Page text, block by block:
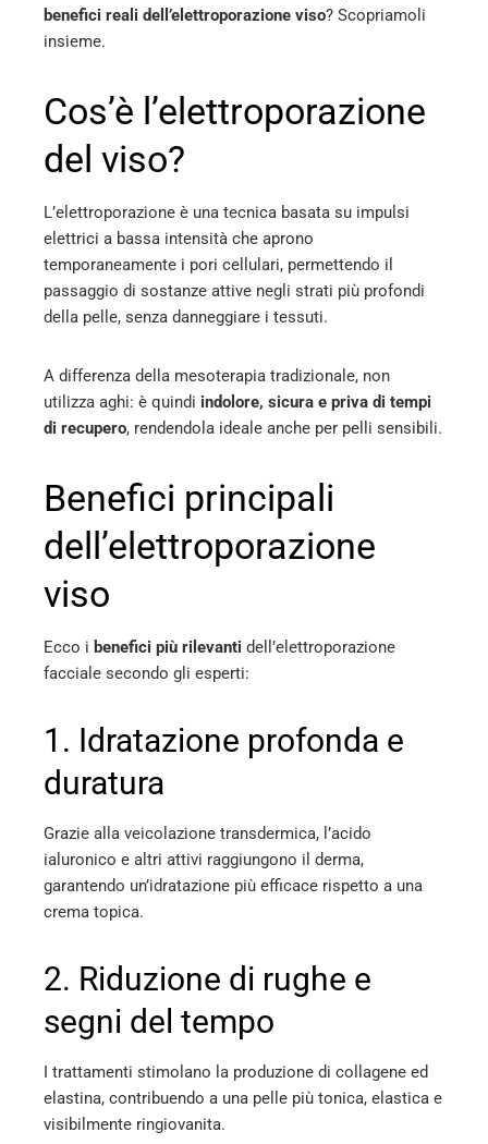
benefici reali dell’elettroporazione viso? Scopriamoli
insieme.
Cos’è l’elettroporazione
del viso?
L’elettroporazione è una tecnica basata su impulsi
elettrici a bassa intensità che aprono
temporaneamente i pori cellulari, permettendo il
passaggio di sostanze attive negli strati più profondi
della pelle, senza danneggiare i tessuti.
A differenza della mesoterapia tradizionale, non
utilizza aghi: è quindi indolore, sicura e priva di tempi
di recupero, rendendola ideale anche per pelli sensibili.
Benefici principali
dell’elettroporazione
viso
Ecco i benefici più rilevanti dell’elettroporazione
facciale secondo gli esperti:
1. Idratazione profonda e
duratura
Grazie alla veicolazione transdermica, l’acido
ialuronico e altri attivi raggiungono il derma,
garantendo un’idratazione più efficace rispetto a una
crema topica.
2. Riduzione di rughe e
segni del tempo
I trattamenti stimolano la produzione di collagene ed
elastina, contribuendo a una pelle più tonica, elastica e
visibilmente ringiovanita.